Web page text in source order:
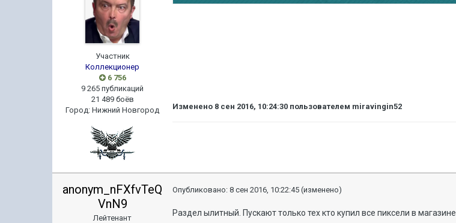
Участник
Коллекционер
6 756
9 265 публикаций
21 489 боёв
Город:Нижний Новгород Изменено 8 сен 2016, 10:24:30 пользователем miravingin52
anonym_nFXfvTeQ
VnN9
Лейтенант
Опубликовано:8 сен 2016, 10:22:45 (изменено)
Раздел ылитный. Пускают только тех кто купил все пиксели в магазине.